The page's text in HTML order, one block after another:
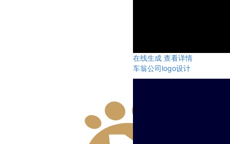
在线生成 查看详情
车翁公司logo设计